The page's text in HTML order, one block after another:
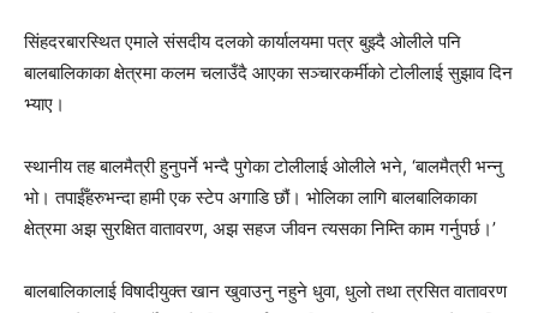
सिंहदरबारस्थित एमाले संसदीय दलको कार्यालयमा पत्र बुझ्दै ओलीले पनि
बालबालिकाका क्षेत्रमा कलम चलाउँदै आएका सञ्चारकर्मीको टोलीलाई सुझाव दिन
भ्याए।
स्थानीय तह बालमैत्री हुनुपर्ने भन्दै पुगेका टोलीलाई ओलीले भने, ‘बालमैत्री भन्नु
भो। तपाईँहरुभन्दा हामी एक स्टेप अगाडि छौं। भोलिका लागि बालबालिकाका
क्षेत्रमा अझ सुरक्षित वातावरण, अझ सहज जीवन त्यसका निम्ति काम गर्नुपर्छ।’
बालबालिकालाई विषादीयुक्त खान खुवाउनु नहुने धुवा, धुलो तथा त्रसित वातावरण